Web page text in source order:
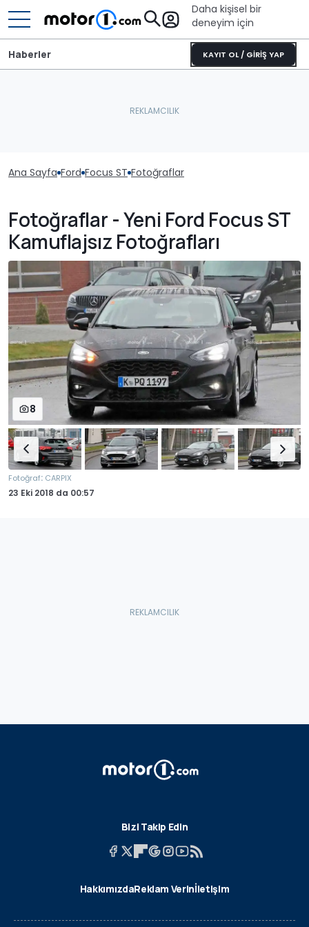
Daha kişisel bir
deneyim için
KAYIT OL / GİRİŞ YAP
Haberler
Ana Sayfa Ford Focus ST Fotoğraflar
Fotoğraflar - Yeni Ford Focus ST
Kamuflajsız Fotoğrafları
8
Fotoğraf: CARPIX
23 Eki 2018 da 00:57
Bizi Takip Edin
HakkımızdaReklam Verinİletişim